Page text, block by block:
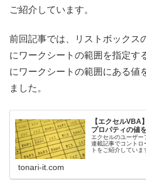
ご紹介しています。
前回記事では、リストボックス
にワークシートの範囲を指定す
にワークシートの範囲にある値
ました。
【エクセル
プロパティの値
エクセルのユーザー
連載記事でコントロ
トをご紹介してい
トロールの入力値
tonari-it.com